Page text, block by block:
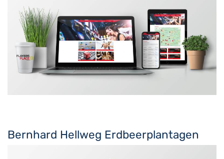
Bernhard Hellweg Erdbeerplantagen